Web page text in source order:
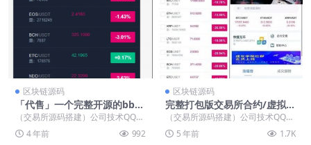
区块链源码
「代售」一个完整开源的bba
nk,前端改html
（交易所源码搭建）公司技术QQ：
34401713，最新版源码 这段时间
很多朋友在...
4 年前 992
区块链源码
完整打包版交易所合约/虚拟币
区块链源码下载
（交易所源码搭建）公司技术QQ：
34401713，最新版源码 未测试、
没有教程、...
5 年前 1.7K